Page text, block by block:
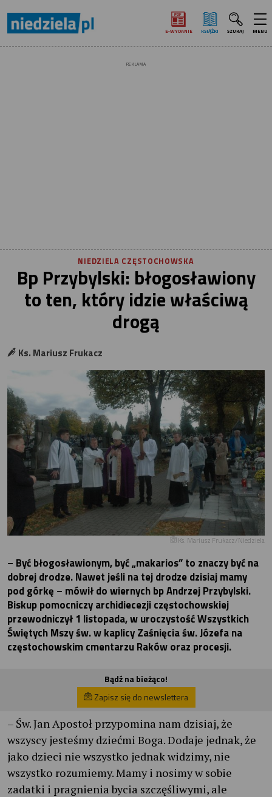
E‑WYDANIE KSIĄŻKI SZUKAJ MENU
REKLAMA
NIEDZIELA CZĘSTOCHOWSKA
Bp Przybylski: błogosławiony
to ten, który idzie właściwą
drogą
Ks. Mariusz Frukacz
Ks. Mariusz Frukacz/Niedziela
– Być błogosławionym, być „makarios” to znaczy być na
dobrej drodze. Nawet jeśli na tej drodze dzisiaj mamy
pod górkę – mówił do wiernych bp Andrzej Przybylski.
Biskup pomocniczy archidiecezji częstochowskiej
przewodniczył 1 listopada, w uroczystość Wszystkich
Świętych Mszy św. w kaplicy Zaśnięcia św. Józefa na
częstochowskim cmentarzu Raków oraz procesji.
Bądź na bieżąco!
Zapisz się do newslettera
– Św. Jan Apostoł przypomina nam dzisiaj, że
wszyscy jesteśmy dziećmi Boga. Dodaje jednak, że
jako dzieci nie wszystko jednak widzimy, nie
wszystko rozumiemy. Mamy i nosimy w sobie
zadatki i pragnienia bycia szczęśliwymi, ale